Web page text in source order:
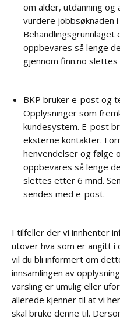
om alder, utdanning og
vurdere jobbsøknaden
Behandlingsgrunnlaget
oppbevares så lenge
gjennom finn.no
BKP bruker e-post og
Opplysninger som
kundesystem. E-post
eksterne kontakter.
henvendelser og følge
oppbevares så lenge
slettes etter 6 mnd.
sendes med e-post.
I tilfeller der vi innhenter
utover hva som er angitt i
vil du bli informert om
innsamlingen av
varsling er umulig eller
allerede kjenner til at vi
skal bruke denne til.